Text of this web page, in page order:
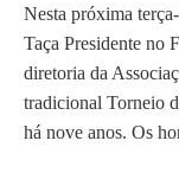
Nesta próxima
Taça Presidente no
diretoria da
tradicional Torneio
há nove anos. Os